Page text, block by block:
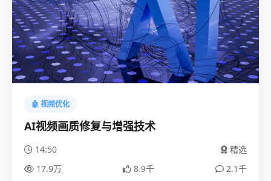
🤖 视频优化
AI视频画质修复与增强技术
14:50
精选
17.9万
8.9千 2.1千